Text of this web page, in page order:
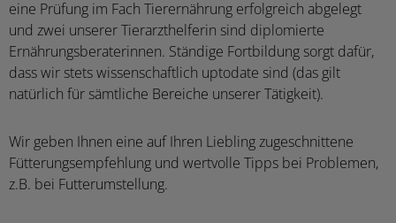
eine Prüfung im Fach Tierernährung erfolgreich abgelegt
und zwei unserer Tierarzthelferin sind diplomierte
Ernährungsberaterinnen. Ständige Fortbildung sorgt dafür,
dass wir stets wissenschaftlich uptodate sind (das gilt
natürlich für sämtliche Bereiche unserer Tätigkeit).
Wir geben Ihnen eine auf Ihren Liebling zugeschnittene
Fütterungsempfehlung und wertvolle Tipps bei Problemen,
z.B. bei Futterumstellung.